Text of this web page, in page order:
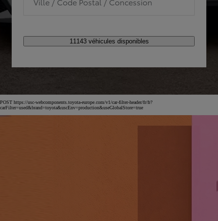
11143 véhicules disponibles
POST https://usc-webcomponents.toyota-europe.com/v1/car-filter-header/fr/fr?
carFilter=used&brand=toyota&uscEnv=production&useGlobalStore=true